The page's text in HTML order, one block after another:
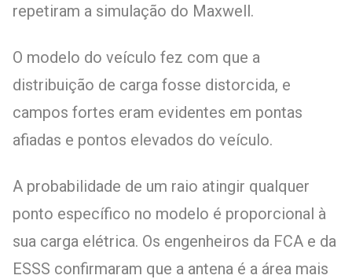
repetiram a simulação do Maxwell.
O modelo do veículo fez com que a
distribuição de carga fosse distorcida, e
campos fortes eram evidentes em pontas
afiadas e pontos elevados do veículo.
A probabilidade de um raio atingir qualquer
ponto específico no modelo é proporcional à
sua carga elétrica. Os engenheiros da FCA e da
ESSS confirmaram que a antena é a área mais